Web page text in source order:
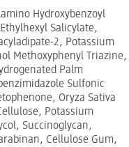
Hydroxybenzoyl
Salicylate,
2, Potassium
Methoxyphenyl Triazine,
Palm
Sulfonic
Oryza Sativa
Potassium
Succinoglycan,
Cellulose Gum,